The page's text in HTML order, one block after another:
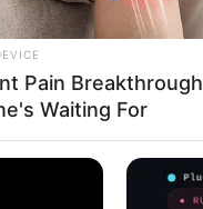
Pain Breakthrough
Waiting For